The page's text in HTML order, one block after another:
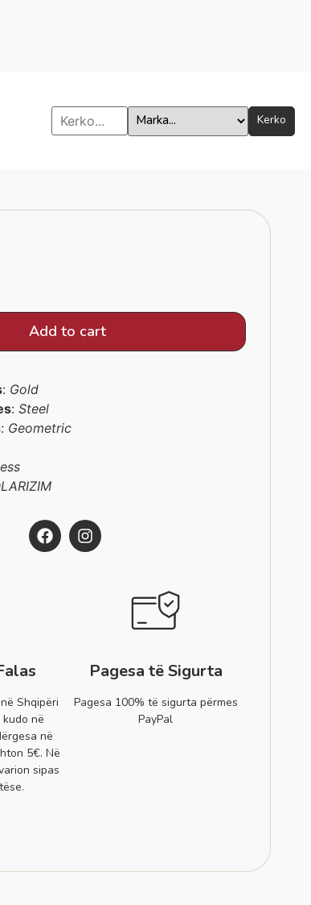
Kerko
Add to cart
: Gold
:Steel
: Geometric
Shqipëri
kudo në
në
5€. Në
sipas
Pagesa të Sigurta
Pagesa 100% të sigurta përmes
PayPal